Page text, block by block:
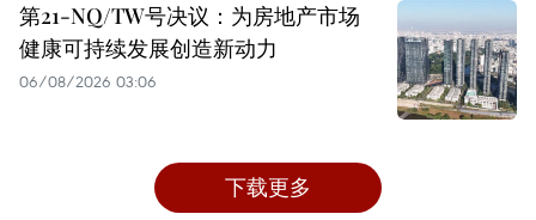
第21-NQ/TW号决议：为房地产市场
健康可持续发展创造新动力
06/08/2026 03:06
下载更多